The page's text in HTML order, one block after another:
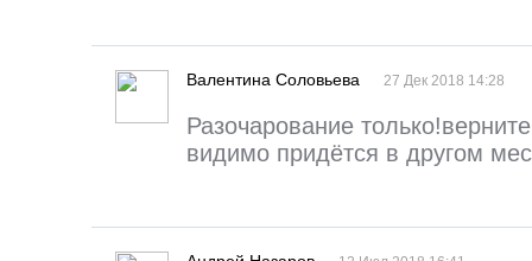
Валентина Соловьева 27 Дек 2018 14:28
Разочарование
видимо придётся в другом